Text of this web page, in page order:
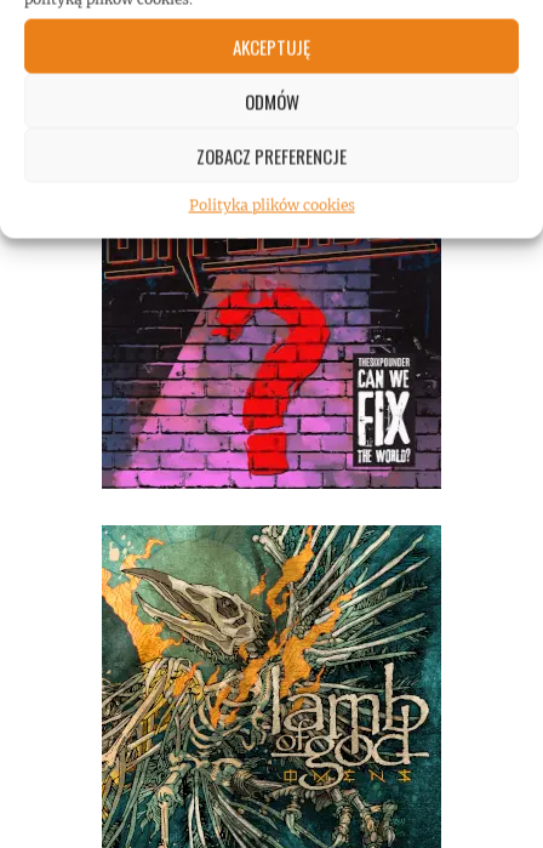
AKCEPTUJĘ
ODMÓW
ZOBACZ PREFERENCJE
Polityka plików cookies